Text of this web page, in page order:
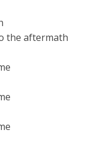
the aftermath